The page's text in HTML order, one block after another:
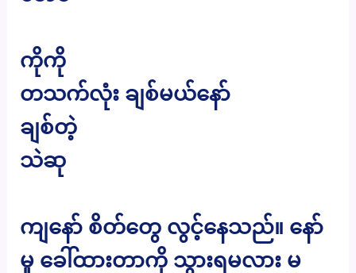
ကိုကို
တသက်လုံး ချစ်မယ်နော်
ချစ်တဲ့
သဲဆု
ကျနော် စိတ်တွေ လွင့်နေသည်။ နော်
မူ ခေါ်ထားတာကို သွားရမလား မ